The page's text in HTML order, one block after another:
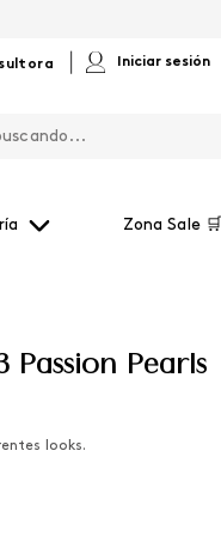
Iniciar sesión
Zona Sale 🛒
Passion Pearls
looks.